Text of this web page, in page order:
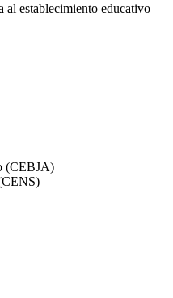
al establecimiento educativo
(CEBJA)